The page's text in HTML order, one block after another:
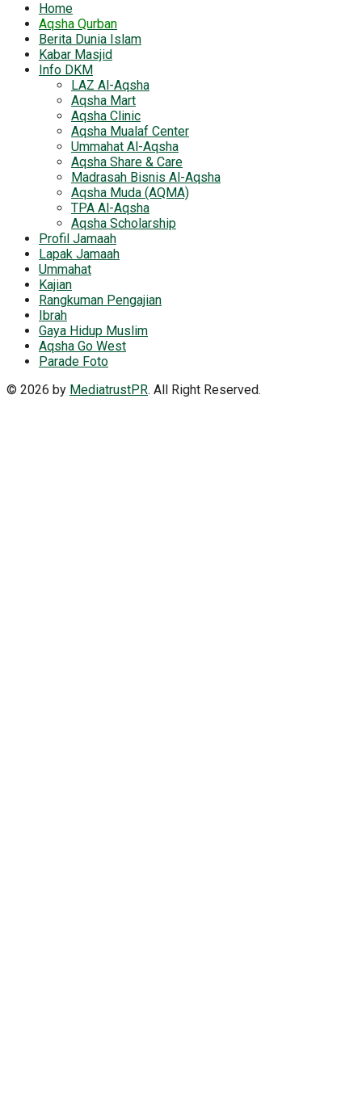
Home
Aqsha Qurban
Berita Dunia Islam
Kabar Masjid
Info DKM
LAZ Al-Aqsha
Aqsha Mart
Aqsha Clinic
Aqsha Mualaf Center
Ummahat Al-Aqsha
Aqsha Share & Care
Madrasah Bisnis Al-Aqsha
Aqsha Muda (AQMA)
TPA Al-Aqsha
Aqsha Scholarship
Profil Jamaah
Lapak Jamaah
Ummahat
Kajian
Rangkuman Pengajian
Ibrah
Gaya Hidup Muslim
Aqsha Go West
Parade Foto
© 2026 by MediatrustPR. All Right Reserved.